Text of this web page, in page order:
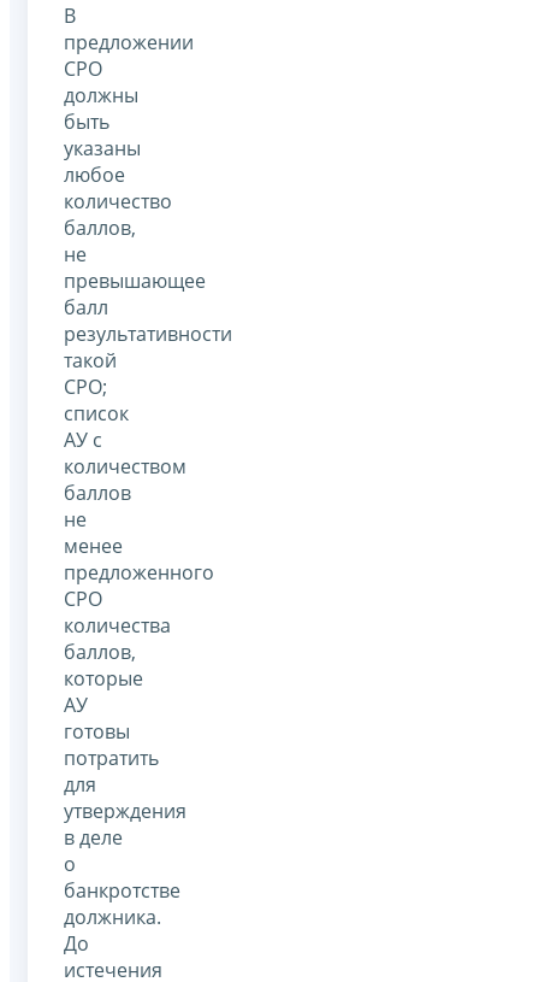
В
предложении
СРО
должны
быть
указаны
любое
количество
баллов,
не
превышающее
балл
результативности
такой
СРО;
список
АУ с
количеством
баллов
не
менее
предложенного
СРО
количества
баллов,
которые
АУ
готовы
потратить
для
утверждения
в деле
о
банкротстве
должника.
До
истечения